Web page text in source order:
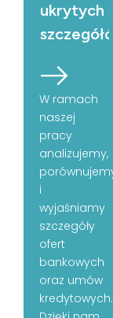
ukrytych
W ramach
naszej
pracy
analizujemy,
i
wyjaśniamy
szczegóły
ofert
bankowych
oraz umów
kredytowych.